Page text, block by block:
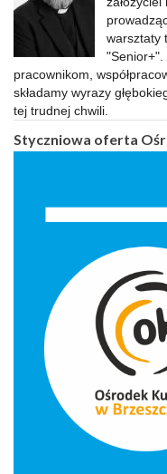
warsztaty
"Senior+".
pracownikom,
składamy wyrazy
tej trudnej chwili.
Styczniowa oferta